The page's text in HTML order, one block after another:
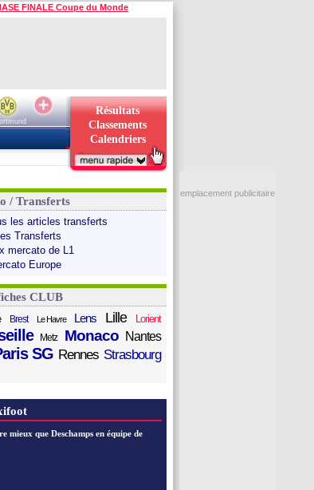
FINALE Coupe du Monde
Résultats
Classements
Calendriers
/ Transferts
les articles transferts
Transferts
mercato de L1
Europe
CLUB
Brest Le Havre Lens Lille Lorient
Metz Monaco Nantes
SG Rennes Strasbourg
mieux que Deschamps en équipe de
emplacement publicitaire